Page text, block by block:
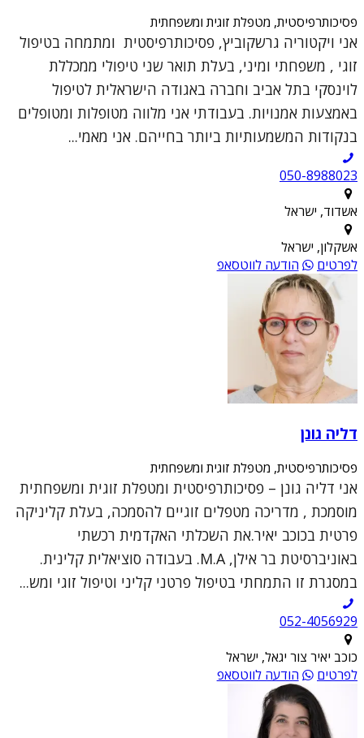
פסיכותרפיסטית, מטפלת זוגית ומשפחתית
אני ויקטוריה גרשקוביץ, פסיכותרפיסטית ומתמחה בטיפול
זוגי , משפחתי ומיני, בעלת תואר שני טיפולי ממכללת
לוינסקי בתל אביב וחברה באגודה הישראלית לטיפול
באמצעות אמנויות. בעבודתי אני מלווה מטופלות ומטופלים
בנקודות המשמעותיות ביותר בחייהם. אני מאמי...
050-8988023
אשדוד, ישראל
אשקלון, ישראל
לפרטים
הודעה לווטסאפ
דליה גונן
פסיכותרפיסטית, מטפלת זוגית ומשפחתית
אני דליה גונן – פסיכותרפיסטית ומטפלת זוגית ומשפחתית
מוסמכת , מדריכה מטפלים זוגיים להסמכה, בעלת קליניקה
פרטית בכוכב יאיר.את השכלתי האקדמית רכשתי
באוניברסיטת בר אילן, M.A. בעבודה סוציאלית קלינית.
במסגרת זו התמחתי בטיפול פרטני קליני וטיפול זוגי ומש...
052-4056929
כוכב יאיר צור יגאל, ישראל
לפרטים
הודעה לווטסאפ